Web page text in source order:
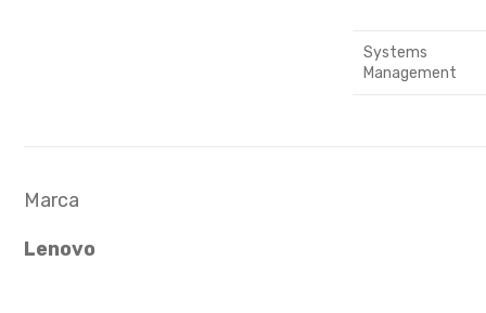
Systems
Management
Marca
Lenovo